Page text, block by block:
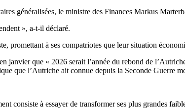
généralisées, le ministre des Finances Markus
», a-t-il déclaré.
promettant à ses compatriotes que leur situation
janvier que « 2026 serait l’année du rebond de
que l’Autriche ait connue depuis la Seconde Guerre
consiste à essayer de transformer ses plus grandes